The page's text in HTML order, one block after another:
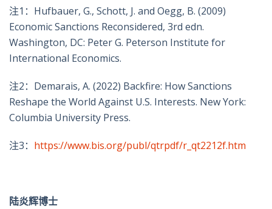
注1：Hufbauer, G., Schott, J. and Oegg, B. (2009)
Economic Sanctions Reconsidered, 3rd edn.
Washington, DC: Peter G. Peterson Institute for
International Economics.
注2：Demarais, A. (2022) Backfire: How Sanctions
Reshape the World Against U.S. Interests. New York:
Columbia University Press.
注3： https://www.bis.org/publ/qtrpdf/r_qt2212f.htm
陆炎辉博士